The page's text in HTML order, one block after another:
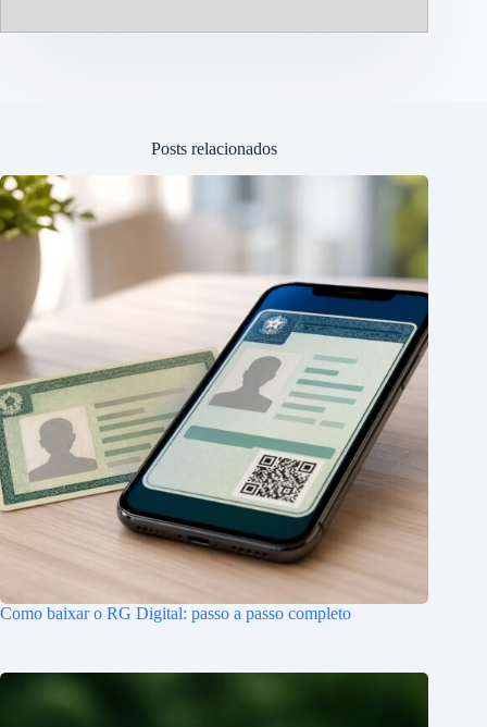
Posts relacionados
Como baixar o RG Digital: passo a passo completo